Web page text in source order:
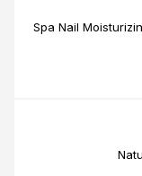
Spa Nail